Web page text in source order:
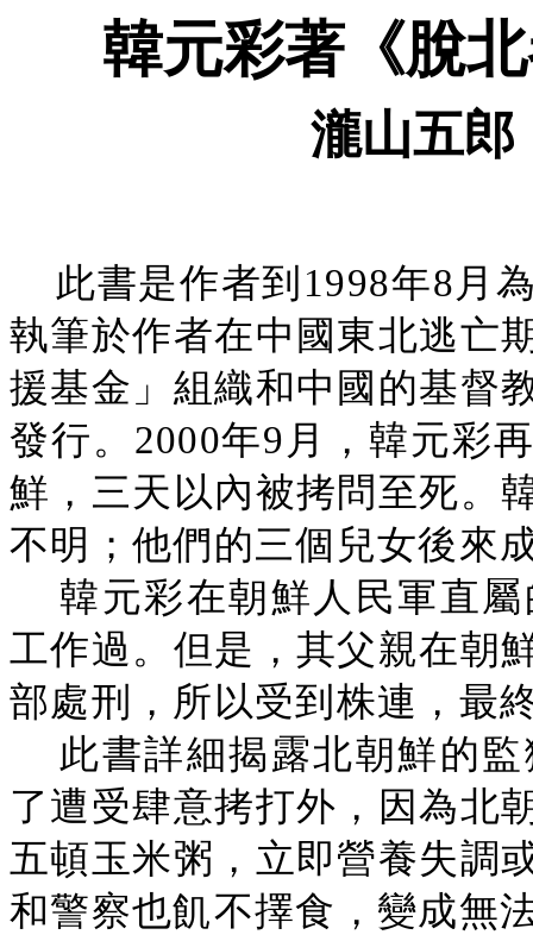
韓元彩著《脫
瀧山五郎
此書是作者到1998年8月
執筆於作者在中國東北逃亡
援基金」組織和中國的基督
發行。2000年9月，韓元彩
鮮，三天以內被拷問至死。
不明；他們的三個兒女後來
韓元彩在朝鮮人民軍直
工作過。但是，其父親在朝
部處刑，所以受到株連，最
此書詳細揭露北朝鮮的
了遭受肆意拷打外，因為北
五頓玉米粥，立即營養失調
和警察也飢不擇食，變成無